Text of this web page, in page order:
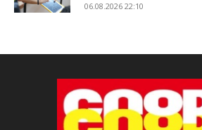
06.08.2026 22:10